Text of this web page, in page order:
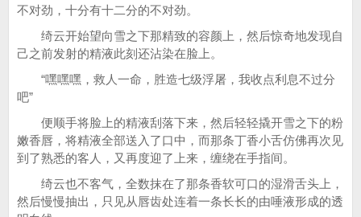
不对劲，十分有十二分的不对劲。
绮云开始望向雪之下那精致的容颜上，然后惊奇地发现自
己之前发射的精液此刻还沾染在脸上。
“嘿嘿嘿，救人一命，胜造七级浮屠，我收点利息不过分
吧”
便顺手将脸上的精液刮落下来，然后轻轻撬开雪之下的粉
嫩香唇，将精液全部送入了口中，而那条丁香小舌仿佛再次见
到了熟悉的客人，又再度迎了上来，缠绕在手指间。
绮云也不客气，全数抹在了那条香软可口的湿滑舌头上，
然后慢慢抽出，只见从唇齿处连着一条长长的由唾液形成的透